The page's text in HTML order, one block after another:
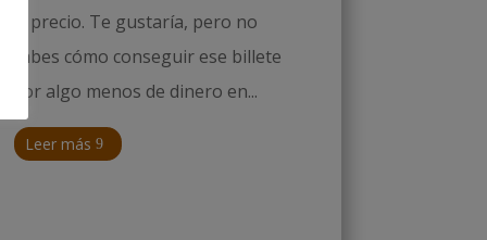
el precio. Te gustaría, pero no
sabes cómo conseguir ese billete
por algo menos de dinero en...
Leer más